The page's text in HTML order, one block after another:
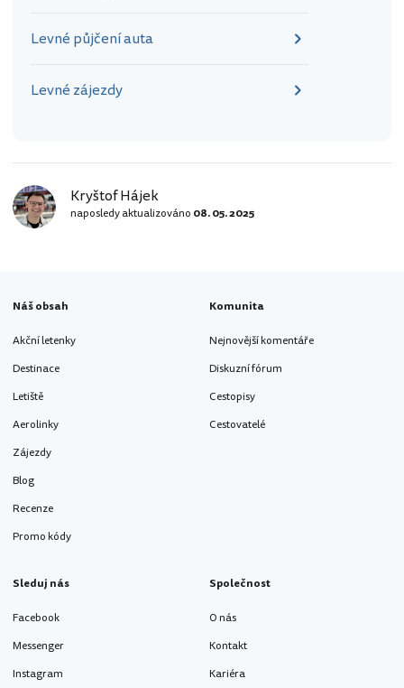
Levné půjčení auta
Levné zájezdy
Kryštof Hájek
naposledy aktualizováno 08. 05. 2025
Náš obsah
Akční letenky
Destinace
Letiště
Aerolinky
Zájezdy
Blog
Recenze
Promo kódy
Komunita
Nejnovější komentáře
Diskuzní fórum
Cestopisy
Cestovatelé
Sleduj nás
Facebook
Messenger
Instagram
Společnost
O nás
Kontakt
Kariéra